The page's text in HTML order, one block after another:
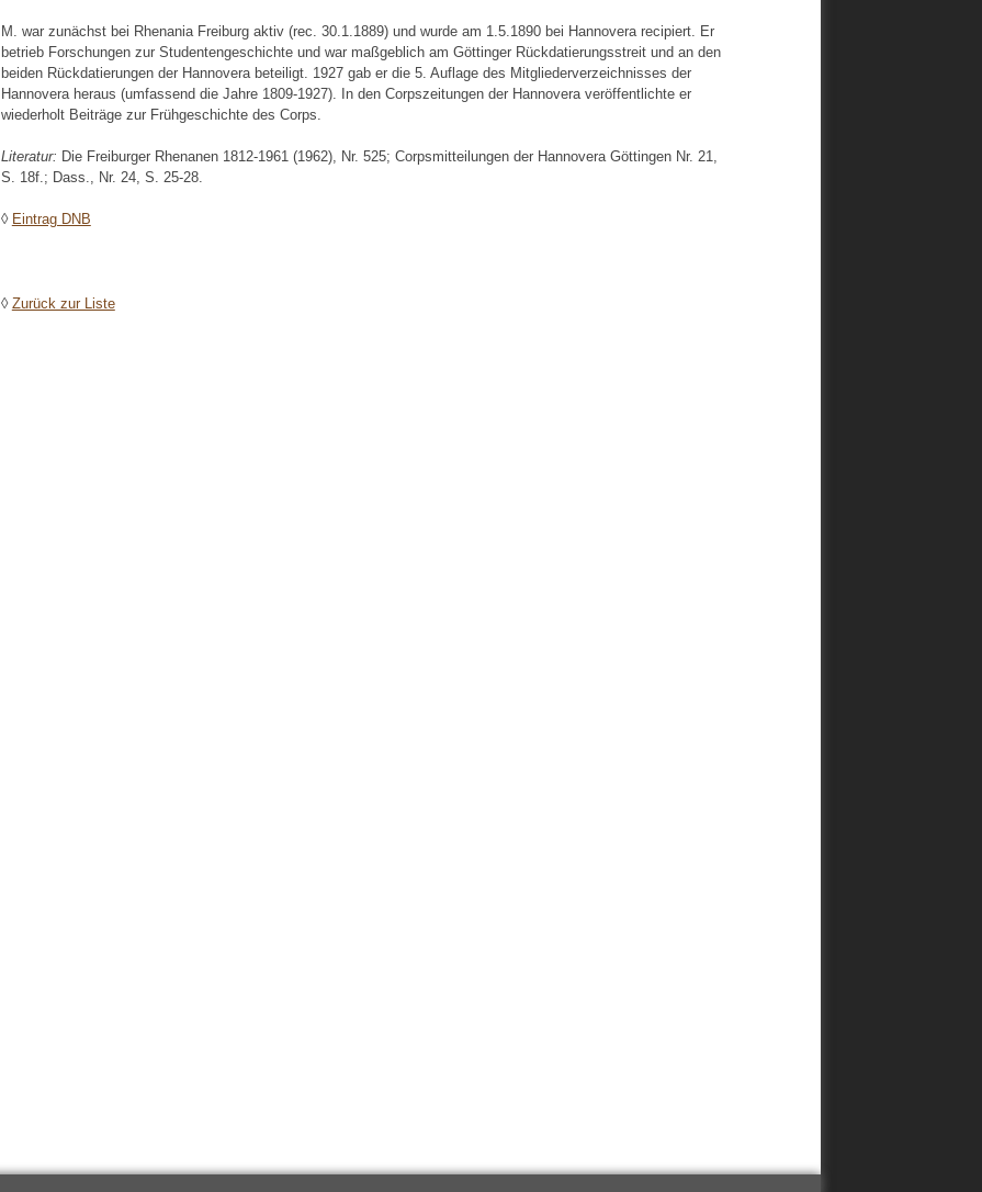
M. war zunächst bei Rhenania Freiburg aktiv (rec. 30.1.1889) und wurde am 1.5.1890 bei Hannovera recipiert. Er
betrieb Forschungen zur Studentengeschichte und war maßgeblich am Göttinger Rückdatierungsstreit und an den
beiden Rückdatierungen der Hannovera beteiligt. 1927 gab er die 5. Auflage des Mitgliederverzeichnisses der
Hannovera heraus (umfassend die Jahre 1809-1927). In den Corpszeitungen der Hannovera veröffentlichte er
wiederholt Beiträge zur Frühgeschichte des Corps.
Literatur: Die Freiburger Rhenanen 1812-1961 (1962), Nr. 525; Corpsmitteilungen der Hannovera Göttingen Nr. 21,
S. 18f.; Dass., Nr. 24, S. 25-28.
◊ Eintrag DNB
◊ Zurück zur Liste